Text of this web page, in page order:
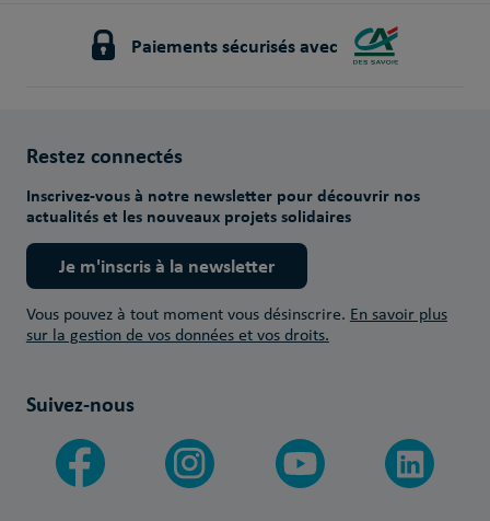
Paiements sécurisés avec
Restez connectés
Inscrivez-vous à notre newsletter pour découvrir nos
actualités et les nouveaux projets solidaires
Je m'inscris à la newsletter
Vous pouvez à tout moment vous désinscrire. En savoir plus
sur la gestion de vos données et vos droits.
Suivez-nous